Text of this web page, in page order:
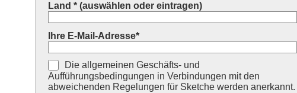
Land * (auswählen oder eintragen)
Ihre E-Mail-Adresse*
Die allgemeinen Geschäfts- und
Aufführungsbedingungen in Verbindungen mit den
abweichenden Regelungen für Sketche werden anerkannt.